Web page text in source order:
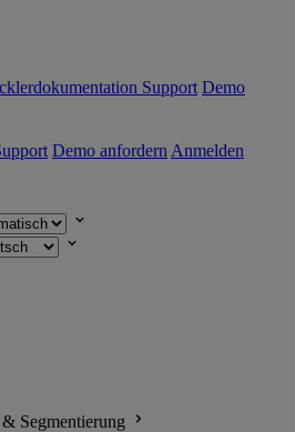
Support Demo
Demo anfordern Anmelden
Segmentierung